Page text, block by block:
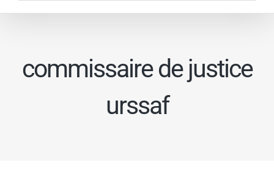
commissaire de justice
urssaf